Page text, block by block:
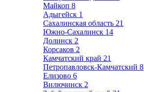
Майкоп 8
Адыгейск 1
Сахалинская область 21
Южно-Сахалинск 14
Долинск 2
Корсаков 2
Камчатский край 21
Петропавловск-Камчатский 8
Елизово 6
Вилючинск 2